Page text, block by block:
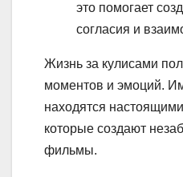
это помогает
согласия и
Жизнь за кулисами
моментов и эмоций.
находятся
которые создают
фильмы.